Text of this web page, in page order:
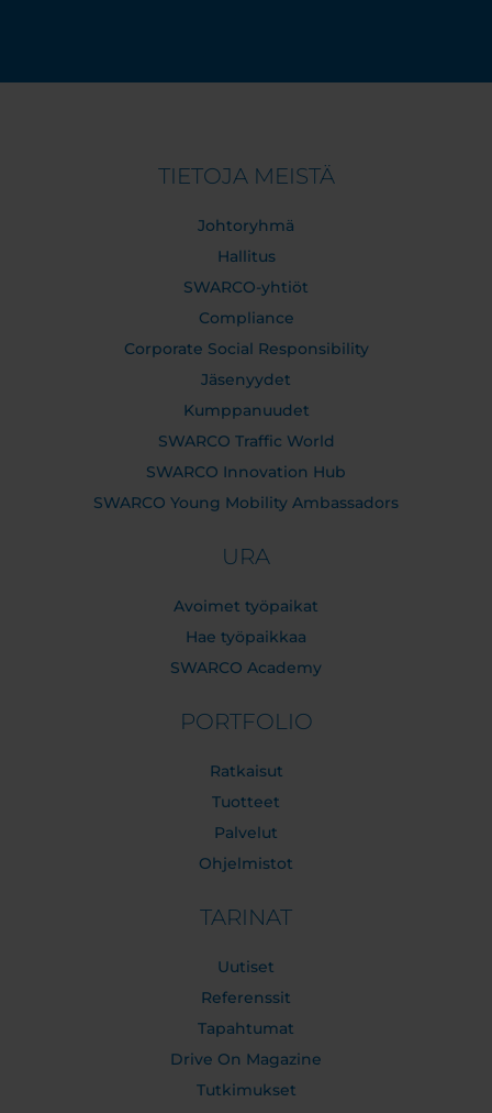
TIETOJA MEISTÄ
Johtoryhmä
Hallitus
SWARCO-yhtiöt
Compliance
Corporate Social Responsibility
Jäsenyydet
Kumppanuudet
SWARCO Traffic World
SWARCO Innovation Hub
SWARCO Young Mobility Ambassadors
URA
Avoimet työpaikat
Hae työpaikkaa
SWARCO Academy
PORTFOLIO
Ratkaisut
Tuotteet
Palvelut
Ohjelmistot
TARINAT
Uutiset
Referenssit
Tapahtumat
Drive On Magazine
Tutkimukset